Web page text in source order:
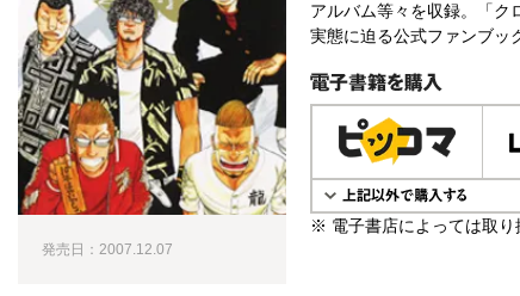
アルバム等々を収録。「ク
実態に迫る公式ファンブッ
電子書籍で購入
※ 電子書店によっては取り
発売日：2007.12.07